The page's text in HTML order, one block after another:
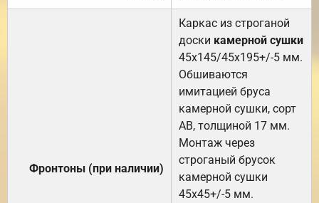
Фронтоны (при наличии)
Каркас из строганой
доски камерной сушки
45х145/45х195+/-5 мм.
Обшиваются
имитацией бруса
камерной сушки, сорт
АВ, толщиной 17 мм.
Монтаж через
строганый брусок
камерной сушки
45х45+/-5 мм.